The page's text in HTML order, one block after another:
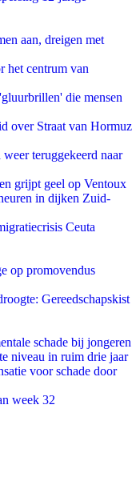
aan, dreigen met
het centrum van
die mensen
over Straat van Hormuz
teruggekeerd naar
grijpt geel op Ventoux
in dijken Zuid-
Ceuta
op promovendus
Gereedschapskist
schade bij jongeren
niveau in ruim drie jaar
voor schade door
week 32